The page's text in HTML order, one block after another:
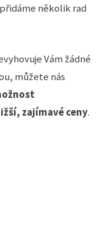
několik rad
Vám žádné
můžete nás
zajímavé ceny.